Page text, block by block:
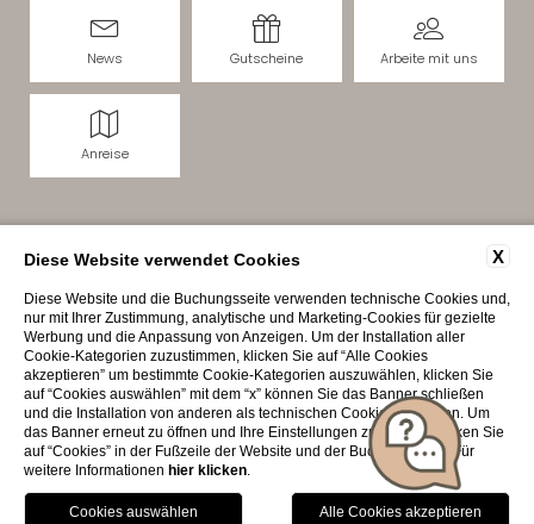
News Gutscheine Arbeite mit uns
Anreise
Einstellungen| Sitemap|© 2026 Villa Rosa Hotel
Interessante Seiten:
X
Diese Website verwendet Cookies
Diese Website und die Buchungsseite verwenden technische Cookies und,
nur mit Ihrer Zustimmung, analytische und Marketing-Cookies für gezielte
Werbung und die Anpassung von Anzeigen. Um der Installation aller
Cookie-Kategorien zuzustimmen, klicken Sie auf “Alle Cookies
akzeptieren” um bestimmte Cookie-Kategorien auszuwählen, klicken Sie
auf “Cookies auswählen” mit dem “x” können Sie das Banner schließen
und die Installation von anderen als technischen Cookies ablehnen. Um
das Banner erneut zu öffnen und Ihre Einstellungen zu ändern, klicken Sie
auf “Cookies” in der Fußzeile der Website und der Buchungsseite. Für
weitere Informationen hier klicken.